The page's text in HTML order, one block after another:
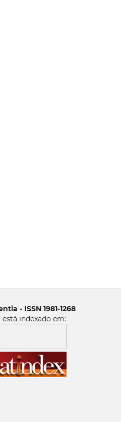
- ISSN 1981-1268
indexado em: